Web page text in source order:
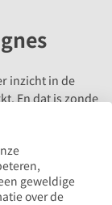
inzicht in de
En dat is zonde
dashboards of
dan geeft dat
inzicht wél. Altijd.
geweldige
over de